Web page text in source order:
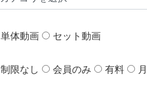
単体動画 セット動画
制限なし 会員のみ 有料